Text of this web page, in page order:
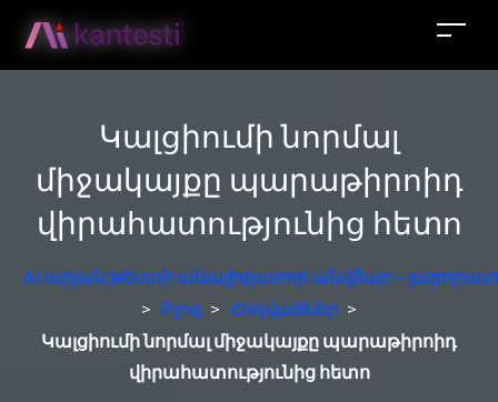
Կալցիումի նորմալ
միջակայքը պարաթիրոիդ
վիրահատությունից հետո
AI արյան թեստի անալիզատոր անվճար –
> Բլոգ > Հոդվածներ >
Կալցիումի նորմալ միջակայքը պարաթիրոիդ
վիրահատությունից հետո